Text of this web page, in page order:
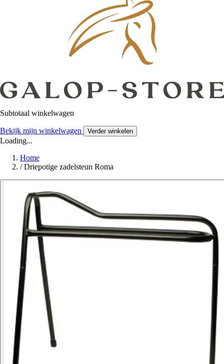
Subtotaal winkelwagen
Bekijk mijn winkelwagen Verder winkelen
Loading...
Home
/ Driepotige zadelsteun Roma